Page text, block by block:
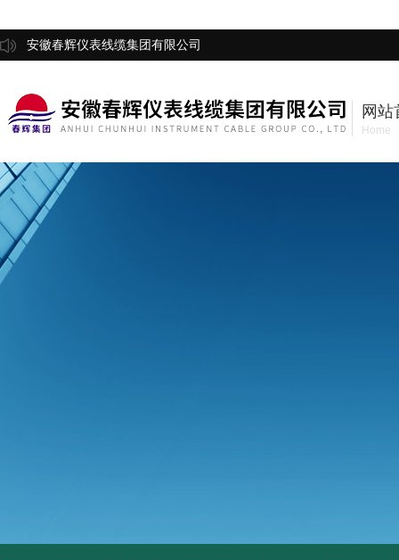
安徽春辉仪表线缆集团有限公司
网站
Home